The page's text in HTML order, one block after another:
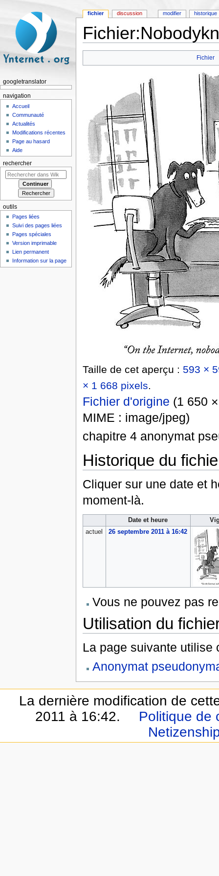
Fichier
Taille de cet aperçu : 593 ×
× 1 668 pixels.
Fichier d'origine (1 650
MIME : image/jpeg)
chapitre 4 anonymat
Historique du
Cliquer sur une date et
moment-là.
Date et heure
actuel
26 septembre 2011 à 16:42
Vous ne pouvez pas
Utilisation du
La page suivante utilise
Anonymat
fichier discussion modifier historique
googletranslator
navigation
Accueil
Communauté
Actualités
Modifications récentes
Page au hasard
Aide
rechercher
outils
Pages liées
Suivi des pages liées
Pages spéciales
Version imprimable
Lien permanent
Information sur la page
La dernière modification de
2011 à 16:42.
Politique de